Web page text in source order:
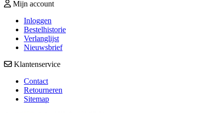
Mijn account
Inloggen
Bestelhistorie
Verlanglijst
Nieuwsbrief
Klantenservice
Contact
Retourneren
Sitemap